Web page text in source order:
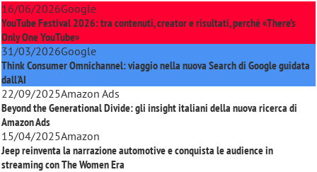
16/06/2026Google
YouTube Festival 2026: tra contenuti, creator e risultati, perché «There’s
Only One YouTube»
31/03/2026Google
Think Consumer Omnichannel: viaggio nella nuova Search di Google guidata
dall'AI
22/09/2025Amazon Ads
Beyond the Generational Divide: gli insight italiani della nuova ricerca di
Amazon Ads
15/04/2025Amazon
Jeep reinventa la narrazione automotive e conquista le audience in
streaming conThe Women Era